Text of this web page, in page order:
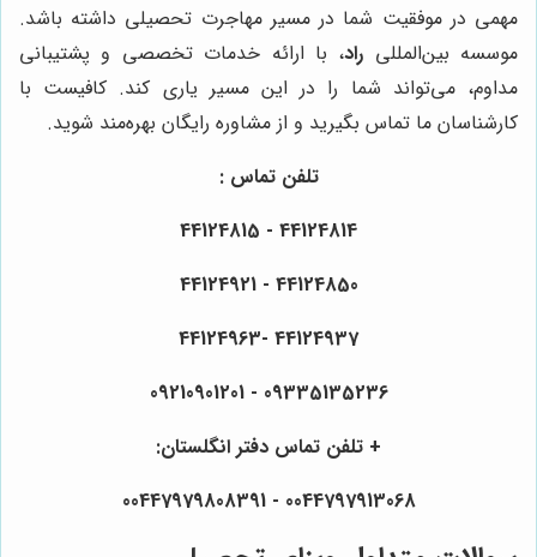
مهمی در موفقیت شما در مسیر مهاجرت تحصیلی داشته باشد.
موسسه بین‌المللی راد، با ارائه خدمات تخصصی و پشتیبانی
مداوم، می‌تواند شما را در این مسیر یاری کند. کافیست با
کارشناسان ما تماس بگیرید و از مشاوره رایگان بهره‌مند شوید.
تلفن تماس :
44124814 - 44124815
44124850 - 44124921
44124937 -44124963
09335135236 - 09210901201
+ تلفن تماس دفتر انگلستان:
0044797913068 - 00447979808391